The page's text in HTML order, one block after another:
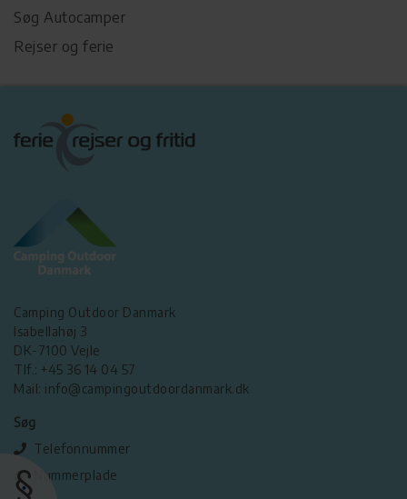
Søg Autocamper
Rejser og ferie
Camping Outdoor Danmark
Isabellahøj 3
DK-7100 Vejle
Tlf.: +45 36 14 04 57
Mail: info@campingoutdoordanmark.dk
Søg
Telefonnummer
Nummerplade